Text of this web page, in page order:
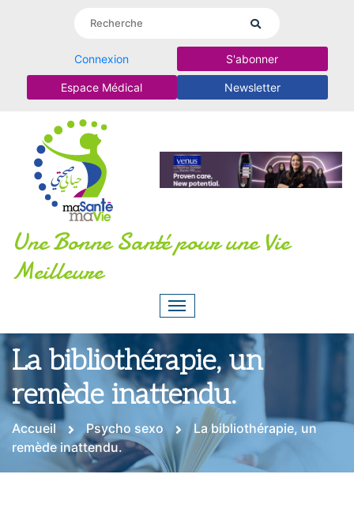
Connexion S'abonner
Espace Médical Newsletter
Une Bonne Santé pour une Vie
Meilleure
La bibliothérapie, un
remède inattendu.
Accueil Psycho sexo
La bibliothérapie, un
remède inattendu.